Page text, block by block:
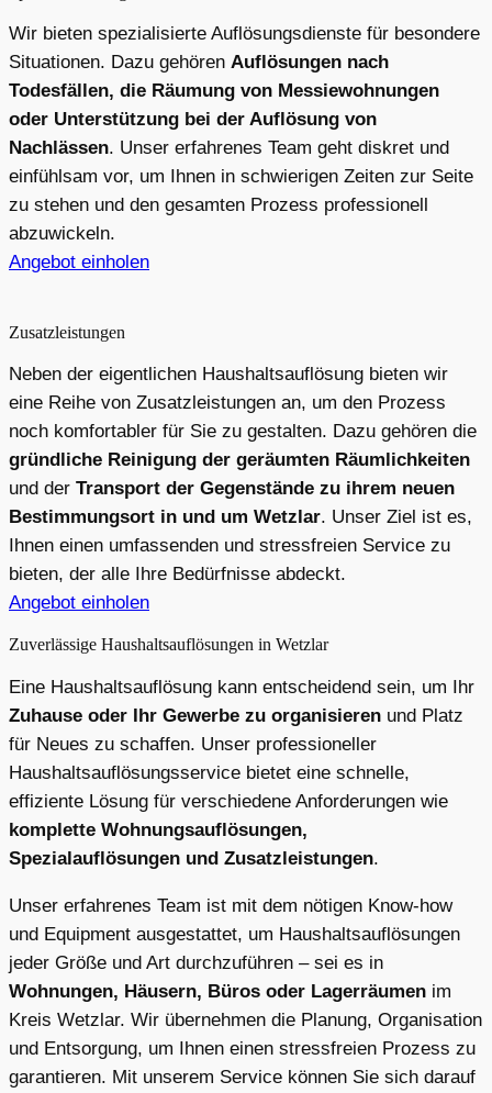
Wir bieten spezialisierte Auflösungsdienste für besondere
Situationen. Dazu gehören Auflösungen nach
Todesfällen, die Räumung von Messiewohnungen
oder Unterstützung bei der Auflösung von
Nachlässen. Unser erfahrenes Team geht diskret und
einfühlsam vor, um Ihnen in schwierigen Zeiten zur Seite
zu stehen und den gesamten Prozess professionell
abzuwickeln.
Angebot einholen
Zusatzleistungen
Neben der eigentlichen Haushaltsauflösung bieten wir
eine Reihe von Zusatzleistungen an, um den Prozess
noch komfortabler für Sie zu gestalten. Dazu gehören die
gründliche Reinigung der geräumten Räumlichkeiten
und der Transport der Gegenstände zu ihrem neuen
Bestimmungsort in und um Wetzlar. Unser Ziel ist es,
Ihnen einen umfassenden und stressfreien Service zu
bieten, der alle Ihre Bedürfnisse abdeckt.
Angebot einholen
Zuverlässige Haushaltsauflösungen in Wetzlar
Eine Haushaltsauflösung kann entscheidend sein, um Ihr
Zuhause oder Ihr Gewerbe zu organisieren und Platz
für Neues zu schaffen. Unser professioneller
Haushaltsauflösungsservice bietet eine schnelle,
effiziente Lösung für verschiedene Anforderungen wie
komplette Wohnungsauflösungen,
Spezialauflösungen und Zusatzleistungen.
Unser erfahrenes Team ist mit dem nötigen Know-how
und Equipment ausgestattet, um Haushaltsauflösungen
jeder Größe und Art durchzuführen – sei es in
Wohnungen, Häusern, Büros oder Lagerräumen im
Kreis Wetzlar. Wir übernehmen die Planung, Organisation
und Entsorgung, um Ihnen einen stressfreien Prozess zu
garantieren. Mit unserem Service können Sie sich darauf